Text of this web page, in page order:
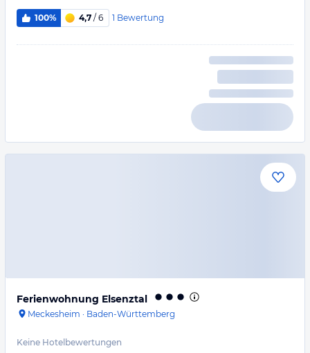
100% 4,7 / 6 1 Bewertung
Ferienwohnung Elsenztal
Meckesheim · Baden-Württemberg
Keine Hotelbewertungen